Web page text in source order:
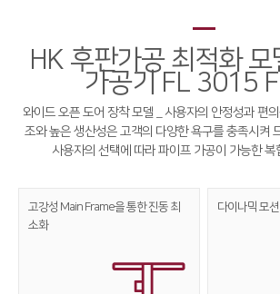
제품소개
FS Series
RS3015
HK 후판가공 최적화 모
가공기 FL 3015
와이드 오픈 도어 장착 모델 _ 사용자의 안정성과 편
조와 높은 생산성은 고객의 다양한 욕구를 충족시켜
사용자의 선택에 따라 파이프 가공이 가능한 복
고강성 Main Frame을 통한 진동 최
소화
다이나믹 모션